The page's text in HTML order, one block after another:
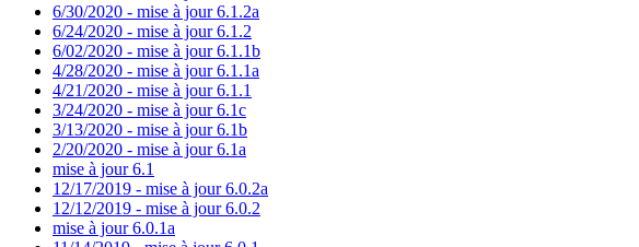
6/30/2020 - mise à jour 6.1.2a
6/24/2020 - mise à jour 6.1.2
6/02/2020 - mise à jour 6.1.1b
4/28/2020 - mise à jour 6.1.1a
4/21/2020 - mise à jour 6.1.1
3/24/2020 - mise à jour 6.1c
3/13/2020 - mise à jour 6.1b
2/20/2020 - mise à jour 6.1a
mise à jour 6.1
12/17/2019 - mise à jour 6.0.2a
12/12/2019 - mise à jour 6.0.2
mise à jour 6.0.1a